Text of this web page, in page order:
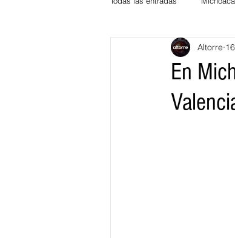
Nacional Internacional
Gobernador Segob
En
Altorre